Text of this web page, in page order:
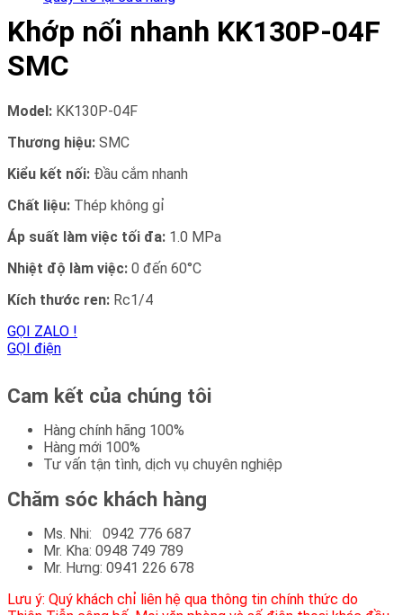
Khớp nối nhanh KK130P-04F
SMC
Model: KK130P-04F
Thương hiệu: SMC
Kiểu kết nối: Đầu cắm nhanh
Chất liệu: Thép không gỉ
Áp suất làm việc tối đa: 1.0 MPa
Nhiệt độ làm việc: 0 đến 60°C
Kích thước ren: Rc1/4
GỌI ZALO !
GỌI điện
Cam kết của chúng tôi
Hàng chính hãng 100%
Hàng mới 100%
Tư vấn tận tình, dịch vụ chuyên nghiệp
Chăm sóc khách hàng
Ms. Nhi: 0942 776 687
Mr. Kha: 0948 749 789
Mr. Hưng: 0941 226 678
Lưu ý: Quý khách chỉ liên hệ qua thông tin chính thức do